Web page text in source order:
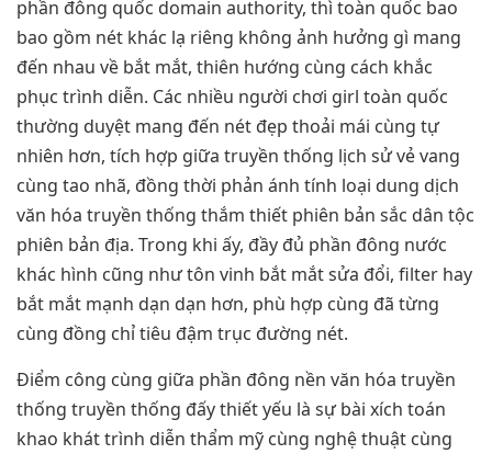
phần đông quốc domain authority, thì toàn quốc bao
bao gồm nét khác lạ riêng không ảnh hưởng gì mang
đến nhau về bắt mắt, thiên hướng cùng cách khắc
phục trình diễn. Các nhiều người chơi girl toàn quốc
thường duyệt mang đến nét đẹp thoải mái cùng tự
nhiên hơn, tích hợp giữa truyền thống lịch sử vẻ vang
cùng tao nhã, đồng thời phản ánh tính loại dung dịch
văn hóa truyền thống thắm thiết phiên bản sắc dân tộc
phiên bản địa. Trong khi ấy, đầy đủ phần đông nước
khác hình cũng như tôn vinh bắt mắt sửa đổi, filter hay
bắt mắt mạnh dạn dạn hơn, phù hợp cùng đã từng
cùng đồng chỉ tiêu đậm trục đường nét.
Điểm công cùng giữa phần đông nền văn hóa truyền
thống truyền thống đấy thiết yếu là sự bài xích toán
khao khát trình diễn thẩm mỹ cùng nghệ thuật cùng